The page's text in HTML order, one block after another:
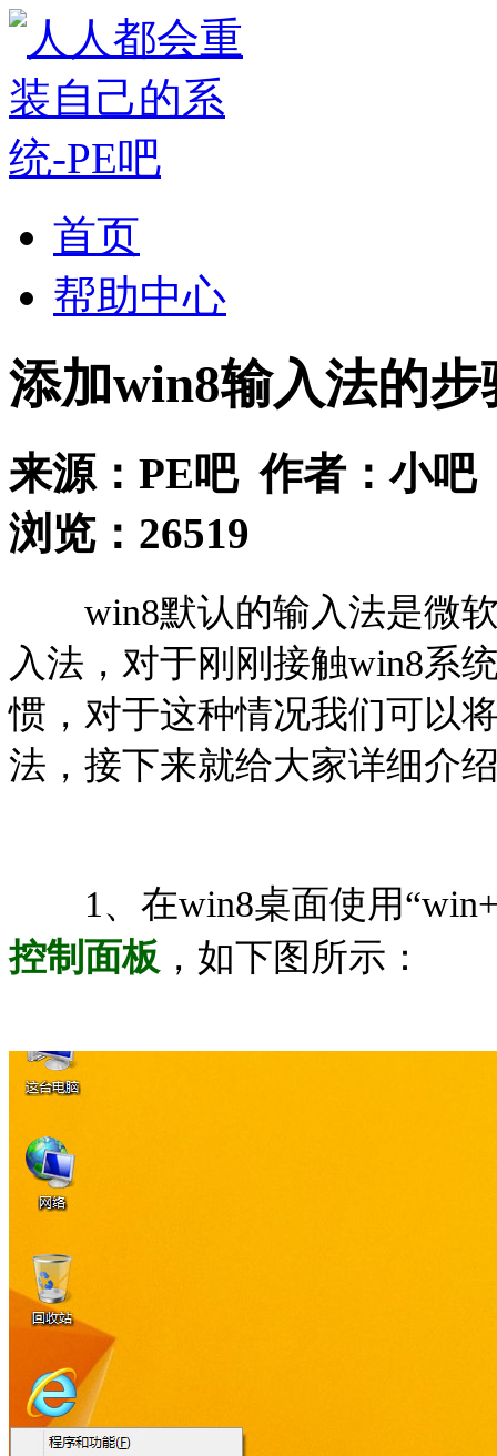
首页
帮助中心
添加win8输入法的步
来源： PE吧作者：小吧
浏览： 26519
win8默认的输入法是微软
入法，对于刚刚接触win8系
惯，对于这种情况我们可以
法，接下来就给大家详细介
1、在win8桌面使用
控制面板 ，如下图所示：